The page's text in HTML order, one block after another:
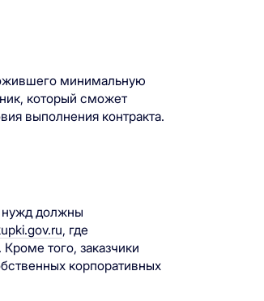
минимальную
который сможет
выполнения контракта.
нужд должны
, где
того, заказчики
корпоративных